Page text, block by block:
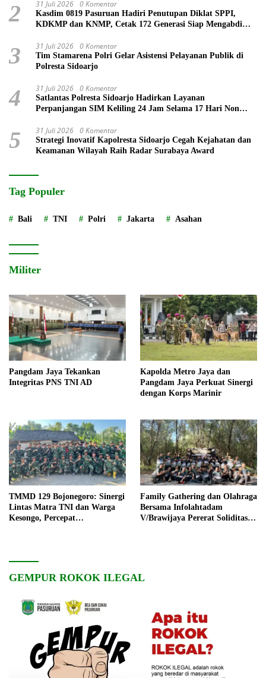
2 31 Juli 2026 0 Komentar
Kasdim 0819 Pasuruan Hadiri Penutupan Diklat SPPI,
KDKMP dan KNMP, Cetak 172 Generasi Siap Mengabdi
3 31 Juli 2026 0 Komentar
Tim Stamarena Polri Gelar Asistensi Pelayanan Publik di
Polresta Sidoarjo
4 31 Juli 2026 0 Komentar
Satlantas Polresta Sidoarjo Hadirkan Layanan
Perpanjangan SIM Keliling 24 Jam Selama 17 Hari Non
5 31 Juli 2026 0 Komentar
Strategi Inovatif Kapolresta Sidoarjo Cegah Kejahatan dan
Keamanan Wilayah Raih Radar Surabaya Award
Tag Populer
Bali TNI Polri Jakarta Asahan
Militer
Pangdam Jaya Tekankan
Integritas PNS TNI AD
Kapolda Metro Jaya dan
Pangdam Jaya Perkuat Sinergi
dengan Korps Marinir
TMMD 129 Bojonegoro: Sinergi
Lintas Matra TNI dan Warga
Kesongo, Percepat
Family Gathering dan Olahraga
Bersama Infolahtadam
V/Brawijaya Pererat Soliditas
GEMPUR ROKOK ILEGAL